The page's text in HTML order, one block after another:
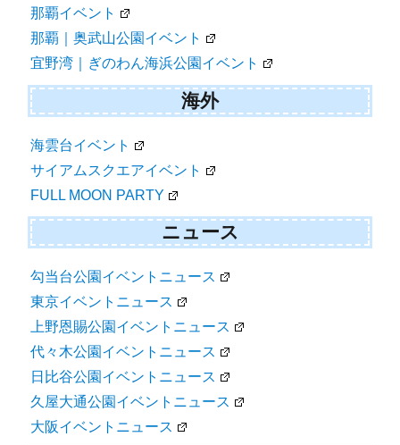
那覇イベント
那覇｜奥武山公園イベント
宜野湾｜ぎのわん海浜公園イベント
海外
海雲台イベント
サイアムスクエアイベント
FULL MOON PARTY
ニュース
勾当台公園イベントニュース
東京イベントニュース
上野恩賜公園イベントニュース
代々木公園イベントニュース
日比谷公園イベントニュース
久屋大通公園イベントニュース
大阪イベントニュース